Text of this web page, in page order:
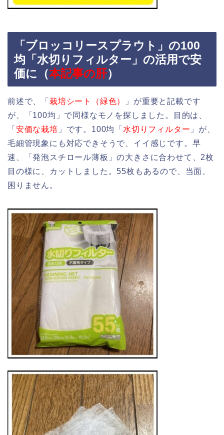
「ブロッコリースプラウト」の100
均「水切りフィルター」の活用で安
価に（本記事の肝）
前述で、「 栽培シート（緑色）
」が重要と記載です
が、「100均」で同様なモノを探しました。目的は、
「 安価な栽培 」です。100均「 水切りフィルター 」が、
毛細管現象にも対応できそうで、イイ感じです。早
速、「発泡スチロール薄板」の大きさに合わせて、2枚
目の様に、カットしました。55枚もあるので、当面、
困りません。